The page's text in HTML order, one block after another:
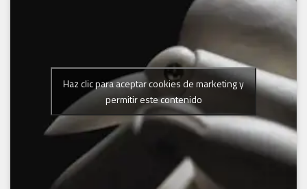
Haz clic para aceptar cookies de marketing y
permitir este contenido